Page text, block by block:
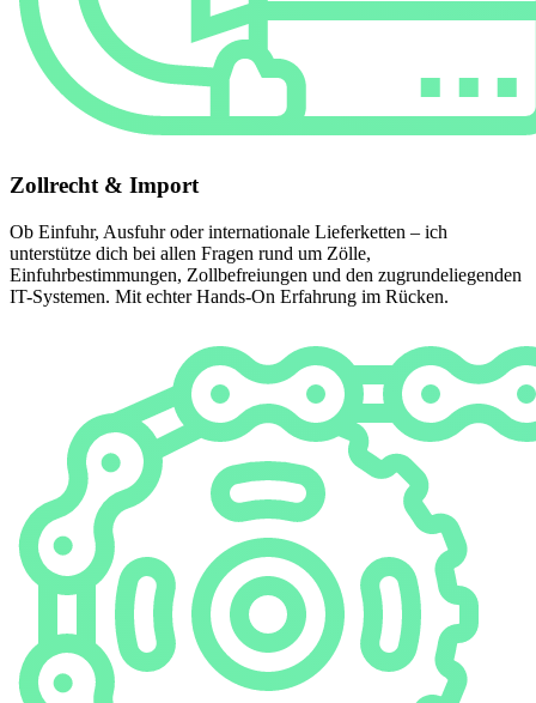
Zollrecht & Import
Ob Einfuhr, Ausfuhr oder internationale Lieferketten – ich
unterstütze dich bei allen Fragen rund um Zölle,
Einfuhrbestimmungen, Zollbefreiungen und den zugrundeliegenden
IT-Systemen. Mit echter Hands-On Erfahrung im Rücken.